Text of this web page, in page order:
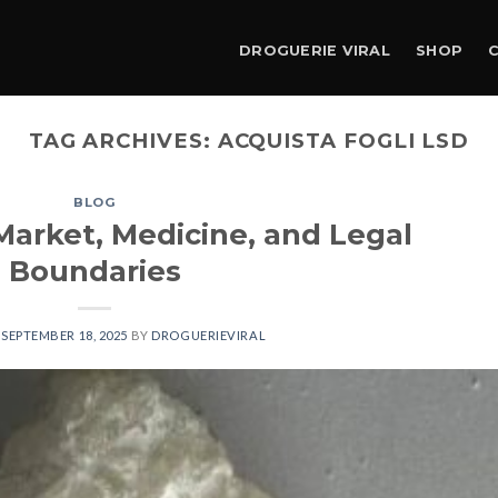
DROGUERIE VIRAL SHOP
TAG ARCHIVES: ACQUISTA FOGLI LSD
BLOG
Medicine, and Legal
Boundaries
SEPTEMBER 18, 2025 BY DROGUERIEVIRAL